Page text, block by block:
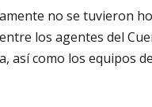
no se tuvieron
los agentes del
así como los equipos